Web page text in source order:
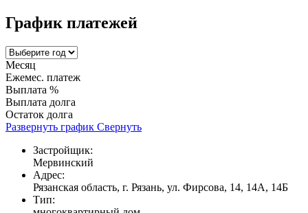
График платежей
Месяц
Ежемес. платеж
Выплата %
Выплата долга
Остаток долга
Развернуть график Свернуть
Застройщик:
Мервинский
Адрес:
Рязанская область, г. Рязань, ул. Фирсова, 14, 14А, 14Б
Тип: